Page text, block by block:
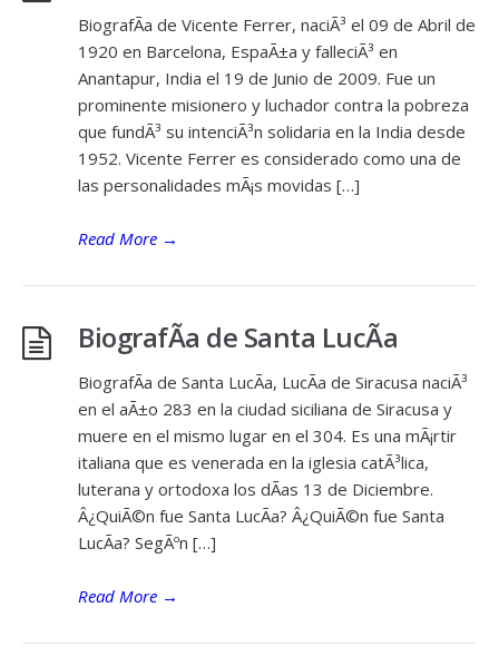
BiografÃ­a de Vicente Ferrer, naciÃ³ el 09 de Abril de
1920 en Barcelona, EspaÃ±a y falleciÃ³ en
Anantapur, India el 19 de Junio de 2009. Fue un
prominente misionero y luchador contra la pobreza
que fundÃ³ su intenciÃ³n solidaria en la India desde
1952. Vicente Ferrer es considerado como una de
las personalidades mÃ¡s movidas […]
Read More →
BiografÃ­a de Santa LucÃ­a
BiografÃ­a de Santa LucÃ­a, LucÃ­a de Siracusa naciÃ³
en el aÃ±o 283 en la ciudad siciliana de Siracusa y
muere en el mismo lugar en el 304. Es una mÃ¡rtir
italiana que es venerada en la iglesia catÃ³lica,
luterana y ortodoxa los dÃ­as 13 de Diciembre.
Â¿QuiÃ©n fue Santa LucÃ­a? Â¿QuiÃ©n fue Santa
LucÃ­a? SegÃºn […]
Read More →